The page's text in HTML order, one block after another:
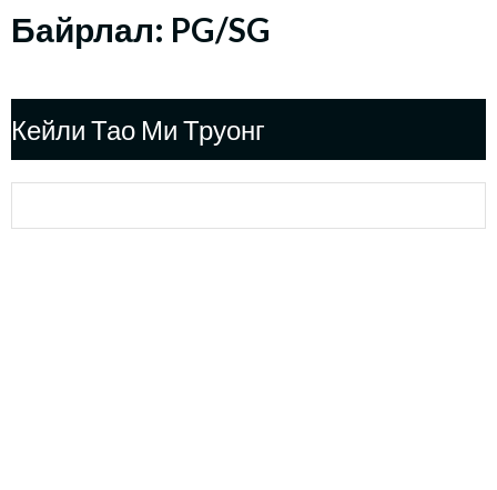
Байрлал: PG/SG
Кейли Тао Ми Труонг